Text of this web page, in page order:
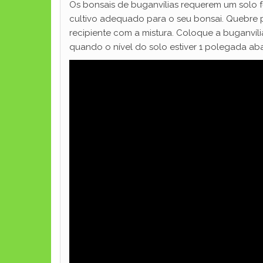
Os bonsais de buganvílias requerem um
cultivo adequado para o seu bonsai. Quebre
recipiente com a mistura. Coloque a
quando o nível do solo estiver 1 polegada